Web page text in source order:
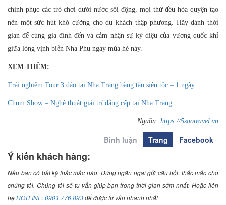
chinh phục các trò chơi dưới nước sôi động, mọi thứ đều hòa quyện tạo
nên một sức hút khó cưỡng cho du khách thập phương. Hãy dành thời
gian để cùng gia đình đến và cảm nhận sự kỳ diệu của vương quốc khỉ
giữa lòng vịnh biển Nha Phu ngay mùa hè này.
XEM THÊM:
Trải nghiệm Tour 3 đảo tại Nha Trang bằng tàu siêu tốc – 1 ngày
Chum Show – Nghệ thuật giải trí đẳng cấp tại Nha Trang
Nguồn: https://5saotravel.vn
Bình luận Trang Facebook
Ý kiến khách hàng:
Nếu bạn có bất kỳ thắc mắc nào. Đừng ngần ngại gửi câu hỏi, thắc mắc cho
chúng tôi. Chúng tôi sẽ tư vấn giúp bạn trong thời gian sớm nhất. Hoặc liên
hệHOTLINE: 0901.776.893để được tư vấn nhanh nhất